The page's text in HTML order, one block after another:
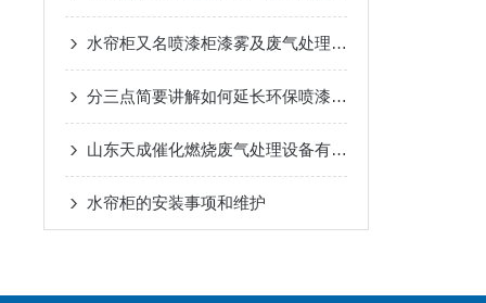
水帘柜又名喷漆柜漆雾及废气处理方式
分三点简要讲解如何延长环保喷漆房的使用寿命
山东天成催化燃烧废气处理设备有哪些优点和特点？
水帘柜的安装事项和维护